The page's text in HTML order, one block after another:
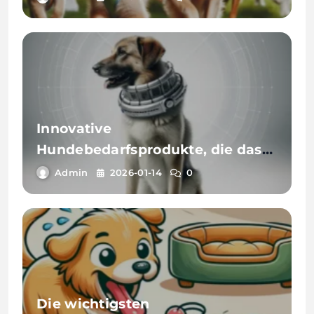
Innovative
Hundebedarfsprodukte, die das
Zusammenleben mit Ihrem Hund
erleichtern
Admin 2026-01-14 0
Die wichtigsten